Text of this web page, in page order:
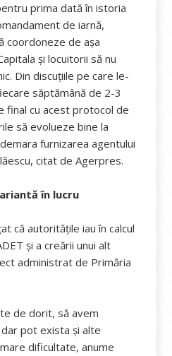
prima dată în istoria
de iarnă,
coordoneze de aşa
şi locuitorii să nu
Din discuţiile pe care le-
săptămână de 2-3
final cu acest protocol de
să evolueze bine la
furnizarea agentului
citat de Agerpres.
în lucru
că autorităţile iau în calcul
şi a creării unui alt
administrat de Primăria
de dorit, să avem
pot exista şi alte
dificultate, anume